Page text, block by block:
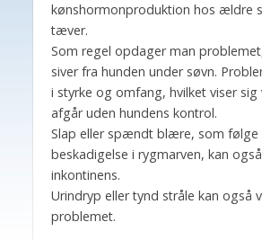
kønshormonproduktion hos ældre
tæver.
Som regel opdager man
siver fra hunden under søvn.
i styrke og omfang, hvilket viser sig
afgår uden hundens kontrol.
Slap eller spændt blære, som følge
beskadigelse i rygmarven, kan
inkontinens.
Urindryp eller tynd stråle kan også
problemet.